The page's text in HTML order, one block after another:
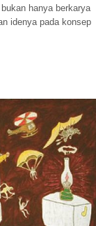
hanya berkarya
idenya pada konsep